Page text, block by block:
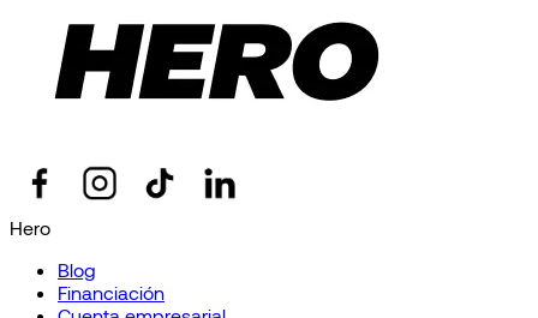
Hero
Blog
Financiación